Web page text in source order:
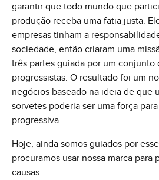
garantir que todo mundo que
produção receba uma fatia justa.
empresas tinham a
sociedade, então criaram uma
três partes guiada por um conjunto
progressistas. O resultado foi um
negócios baseado na ideia de que
sorvetes poderia ser uma força
progressiva.
Hoje, ainda somos guiados por
procuramos usar nossa marca para
causas: